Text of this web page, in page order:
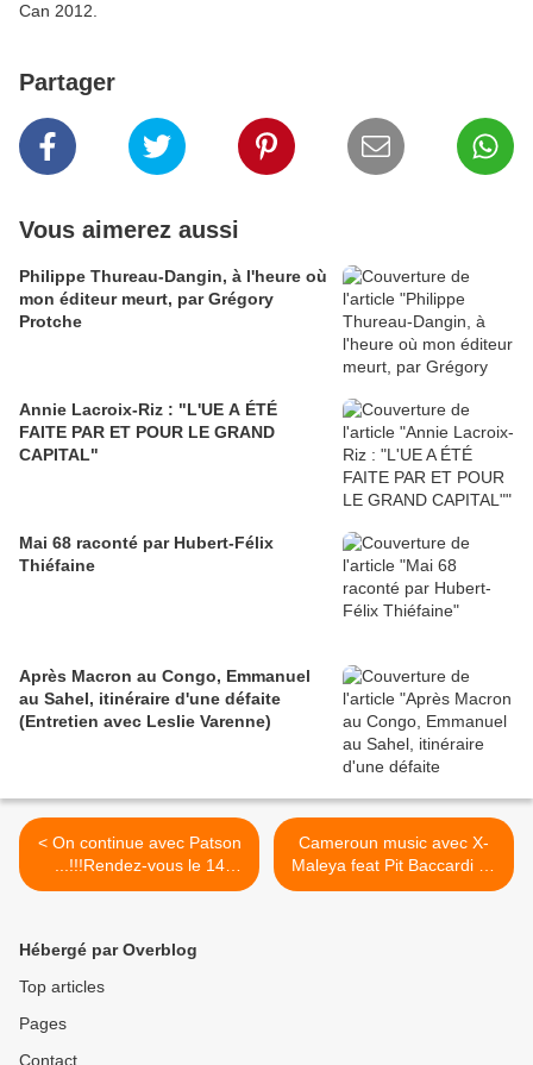
Can 2012.
Partager
Vous aimerez aussi
Philippe Thureau-Dangin, à l'heure où
mon éditeur meurt, par Grégory
Protche
Annie Lacroix-Riz : "L'UE A ÉTÉ
FAITE PAR ET POUR LE GRAND
CAPITAL"
Mai 68 raconté par Hubert-Félix
Thiéfaine
Après Macron au Congo, Emmanuel
au Sahel, itinéraire d'une défaite
(Entretien avec Leslie Varenne)
< On continue avec Patson
...!!!Rendez-vous le 14
février 2012 pour la sortie
Cameroun music avec X-
Maleya feat Pit Baccardi Pit
Baccardi : "Son Me" (Guest
Hébergé par Overblog
Top articles
Pages
Contact